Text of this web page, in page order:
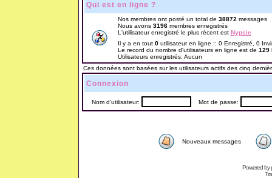
Qui est en ligne ?
Nos membres ont posté un total de 38872 messages
Nous avons 3196membres enregistrés
L'utilisateur enregistré le plus récent est Nypsie
Il y a en tout 0utilisateur en ligne :: 0 Enregistré, 0
Le record du nombre d'utilisateurs en ligne est de 129
Utilisateurs enregistrés: Aucun
Ces données sont basées sur les utilisateurs actifs des cinq
Connexion
Nom d'utilisateur: Mot de passe:
Nouveaux messages
Powered by